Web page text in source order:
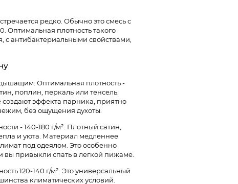
редко. Обычно это смесь с
Оптимальная плотность такого
с антибактериальными свойствами,
Оптимальная плотность -
поплин, перкаль или тенсель.
создают эффекта парника, приятно
без ощущения духоты.
- 140-180 г/м². Плотный сатин,
и уюта. Материал медленнее
под одеялом. Это особенно
вы привыкли спать в легкой пижаме.
120-140 г/м². Это универсальный
климатических условий.